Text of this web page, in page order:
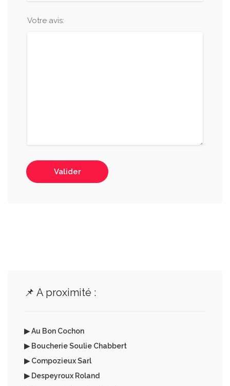
Votre avis:
Valider
📌 A proximité :
▶ Au Bon Cochon
▶ Boucherie Soulie Chabbert
▶ Compozieux Sarl
▶ Despeyroux Roland